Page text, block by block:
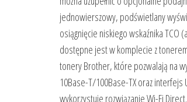
jednowierszowy, podświetlany
osiągnięcie niskiego wskaźnika TCO
dostępne jest w komplecie z
tonery Brother, które pozwalają na
10Base-T/100Base-TX oraz interfejs
wykorzystuje rozwiązanie Wi-Fi Direct.